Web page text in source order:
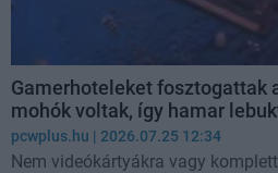
Gamerhoteleket fosztogattak
mohók voltak, így hamar
pcwplus.hu | 2026.07.25 12:34
Nem videókártyákra vagy